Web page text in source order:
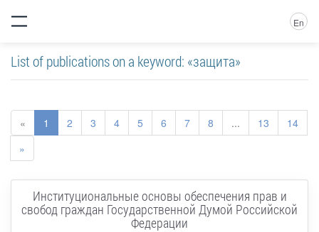
En
List of publications on a keyword: «защита»
« 1 2 3 4 5 6 7 8 ... 13
14
»
Институциональные основы обеспечения прав и
свобод граждан Государственной Думой Российской
Федерации